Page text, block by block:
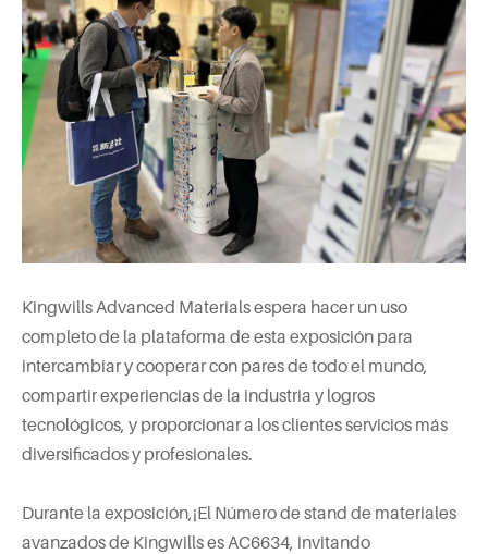
Kingwills Advanced Materials espera hacer un uso
completo de la plataforma de esta exposición para
intercambiar y cooperar con pares de todo el mundo,
compartir experiencias de la industria y logros
tecnológicos, y proporcionar a los clientes servicios más
diversificados y profesionales.
Durante la exposición,¡El Número de stand de materiales
avanzados de Kingwills es AC6634, invitando